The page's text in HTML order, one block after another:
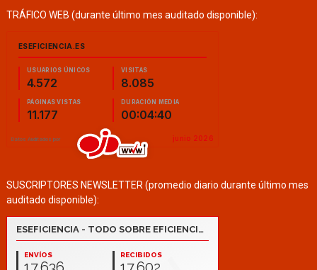
TRÁFICO WEB (durante último mes auditado disponible):
SUSCRIPTORES NEWSLETTER (promedio diario durante último mes
auditado disponible):